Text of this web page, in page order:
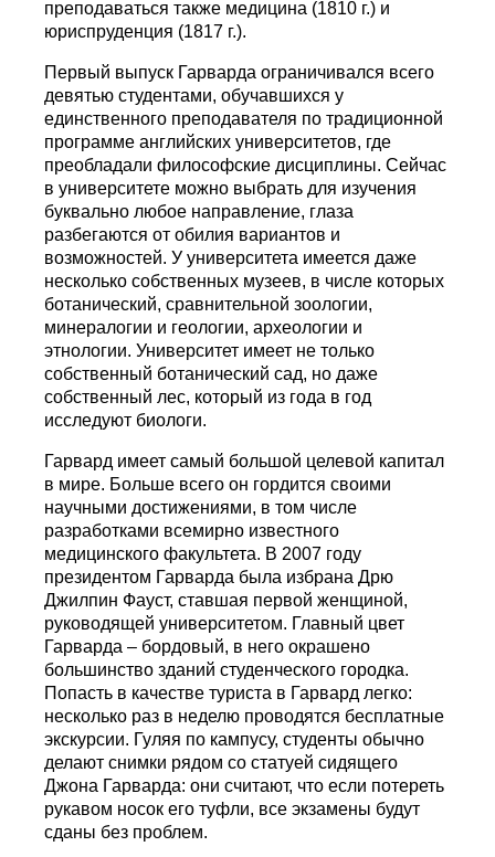
преподаваться также медицина (1810 г.) и
юриспруденция (1817 г.).
Первый выпуск Гарварда ограничивался всего
девятью студентами, обучавшихся у
единственного преподавателя по традиционной
программе английских университетов, где
преобладали философские дисциплины. Сейчас
в университете можно выбрать для изучения
буквально любое направление, глаза
разбегаются от обилия вариантов и
возможностей. У университета имеется даже
несколько собственных музеев, в числе которых
ботанический, сравнительной зоологии,
минералогии и геологии, археологии и
этнологии. Университет имеет не только
собственный ботанический сад, но даже
собственный лес, который из года в год
исследуют биологи.
Гарвард имеет самый большой целевой капитал
в мире. Больше всего он гордится своими
научными достижениями, в том числе
разработками всемирно известного
медицинского факультета. В 2007 году
президентом Гарварда была избрана Дрю
Джилпин Фауст, ставшая первой женщиной,
руководящей университетом. Главный цвет
Гарварда – бордовый, в него окрашено
большинство зданий студенческого городка.
Попасть в качестве туриста в Гарвард легко:
несколько раз в неделю проводятся бесплатные
экскурсии. Гуляя по кампусу, студенты обычно
делают снимки рядом со статуей сидящего
Джона Гарварда: они считают, что если потереть
рукавом носок его туфли, все экзамены будут
сданы без проблем.